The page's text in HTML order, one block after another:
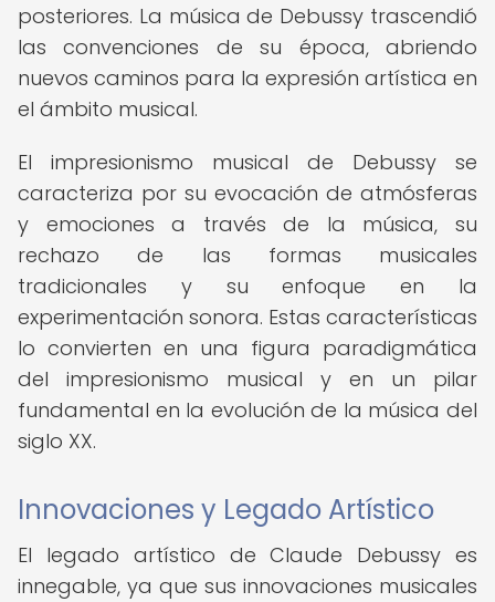
posteriores. La música de Debussy trascendió
las convenciones de su época, abriendo
nuevos caminos para la expresión artística en
el ámbito musical.
El impresionismo musical de Debussy se
caracteriza por su evocación de atmósferas
y emociones a través de la música, su
rechazo de las formas musicales
tradicionales y su enfoque en la
experimentación sonora. Estas características
lo convierten en una figura paradigmática
del impresionismo musical y en un pilar
fundamental en la evolución de la música del
siglo XX.
Innovaciones y Legado Artístico
El legado artístico de Claude Debussy es
innegable, ya que sus innovaciones musicales